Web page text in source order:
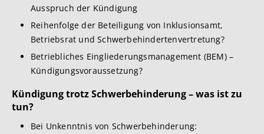
Ausspruch der Kündigung
Reihenfolge der Beteiligung von Inklusionsamt,
Betriebsrat und Schwerbehindertenvertretung?
Betriebliches Eingliederungsmanagement (BEM) –
Kündigungsvoraussetzung?
Kündigung trotz Schwerbehinderung – was ist zu
tun?
Bei Unkenntnis von Schwerbehinderung: